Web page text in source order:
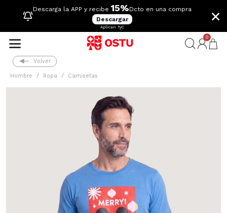
Descarga la APP y recibe 15%Dcto en una compra
Descargar
Aplican TyC
×
0
Volver
Hombre Ropa Camisetas